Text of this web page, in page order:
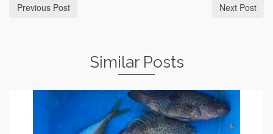
Previous Post Next Post
Similar Posts